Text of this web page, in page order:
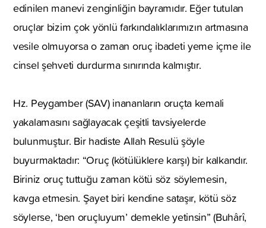
edinilen manevi zenginliğin bayramıdır. Eğer tutulan
oruçlar bizim çok yönlü farkındalıklarımızın artmasına
vesile olmuyorsa o zaman oruç ibadeti yeme içme ile
cinsel şehveti durdurma sınırında kalmıştır.
Hz. Peygamber (SAV) inananların oruçta kemali
yakalamasını sağlayacak çeşitli tavsiyelerde
bulunmuştur. Bir hadiste Allah Resulü şöyle
buyurmaktadır: “Oruç (kötülüklere karşı) bir kalkandır.
Biriniz oruç tuttuğu zaman kötü söz söylemesin,
kavga etmesin. Şayet biri kendine sataşır, kötü söz
söylerse, ‘ben oruçluyum’ demekle yetinsin” (Buhârî,